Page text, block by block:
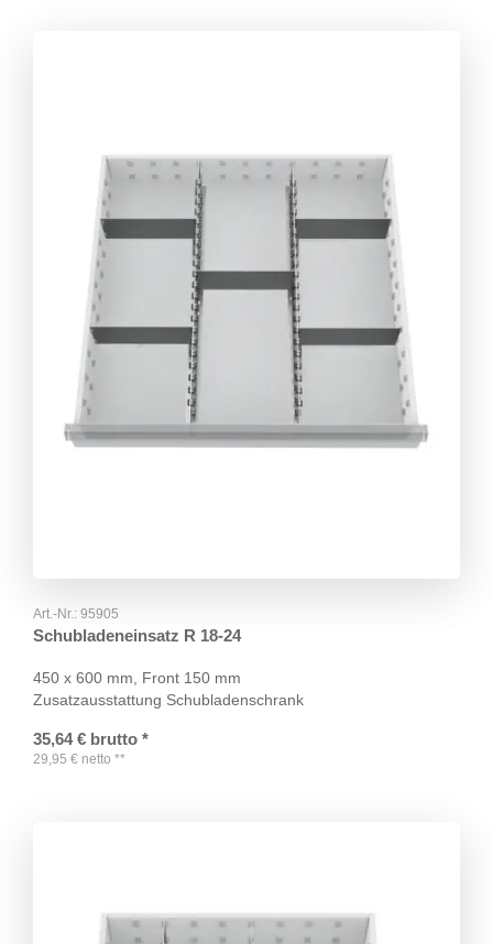
Art.-Nr.: 95905
Schubladeneinsatz R 18-24
450 x 600 mm, Front 150 mm
Zusatzausstattung Schubladenschrank
35,64 € brutto *
29,95 € netto **